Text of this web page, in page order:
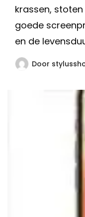
krassen, stoten
goede
en de
Door